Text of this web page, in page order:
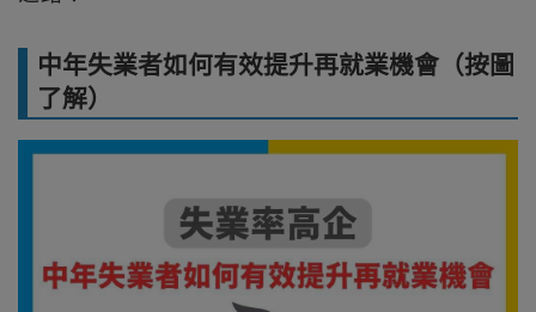
中年失業者如何有效提升再就業機會（按圖
了解）